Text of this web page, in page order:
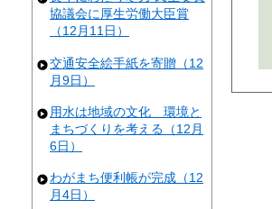
協議会に厚生労働大臣賞
（12月11日）
交通安全絵手紙を寄贈（12
月9日）
用水は地域の文化 環境と
まちづくりを考える（12月
6日）
わがまち便利帳が完成（12
月4日）